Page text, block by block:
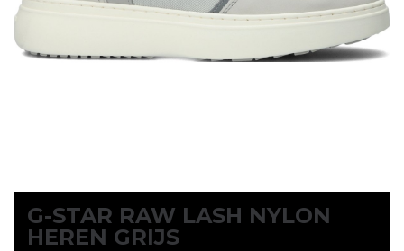
G-STAR RAW LASH NYLON
HEREN GRIJS